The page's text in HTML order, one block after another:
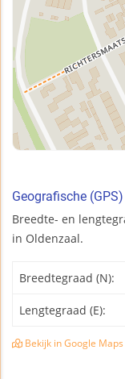
Geografische
Breedte- en
in Oldenzaal.
Breedtegraad (N):
Lengtegraad (E):
Bekijk in Google Maps